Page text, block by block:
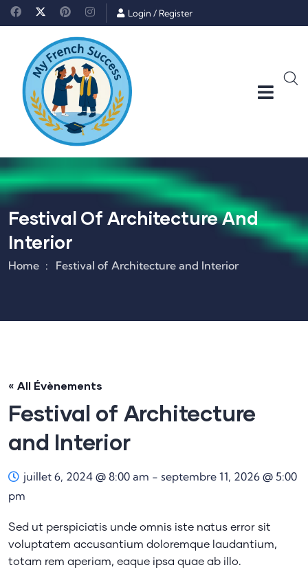
Login / Register
Festival Of Architecture And
Interior
Home Festival of Architecture and Interior
« All Évènements
Festival of Architecture
and Interior
juillet 6, 2024 @ 8:00 am - septembre 11, 2026 @ 5:00
pm
Sed ut perspiciatis unde omnis iste natus error sit
voluptatem accusantium doloremque laudantium,
totam rem aperiam, eaque ipsa quae ab illo.